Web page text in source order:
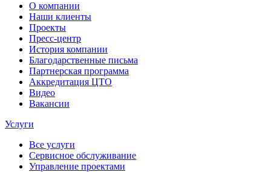
О компании
Наши клиенты
Проекты
Пресс-центр
История компании
Благодарственные письма
Партнерская программа
Аккредитация ЦТО
Видео
Вакансии
Услуги
Все услуги
Сервисное обслуживание
Управление проектами